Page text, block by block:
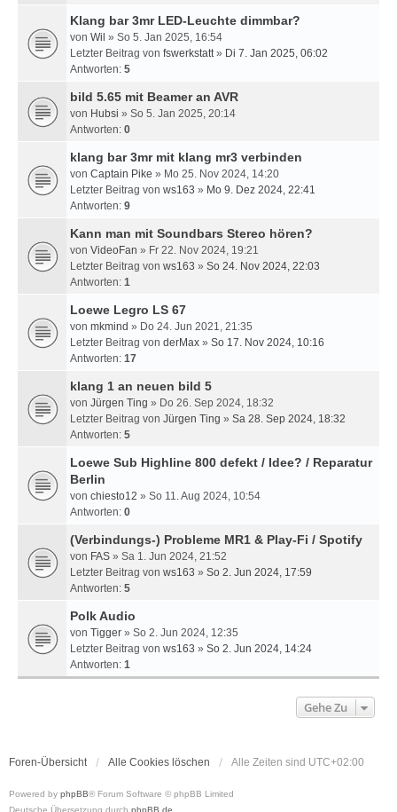
Klang bar 3mr LED-Leuchte dimmbar?
von Wil » So 5. Jan 2025, 16:54
Letzter Beitrag von fswerkstatt» Di 7. Jan 2025, 06:02
Antworten: 5
bild 5.65 mit Beamer an AVR
von Hubsi » So 5. Jan 2025, 20:14
Antworten: 0
klang bar 3mr mit klang mr3 verbinden
von Captain Pike » Mo 25. Nov 2024, 14:20
Letzter Beitrag von ws163 » Mo 9. Dez 2024, 22:41
Antworten: 9
Kann man mit Soundbars Stereo hören?
von VideoFan » Fr 22. Nov 2024, 19:21
Letzter Beitrag von ws163 » So 24. Nov 2024, 22:03
Antworten: 1
Loewe Legro LS 67
von mkmind » Do 24. Jun 2021, 21:35
Letzter Beitrag von derMax » So 17. Nov 2024, 10:16
Antworten: 17
klang 1 an neuen bild 5
von Jürgen Ting » Do 26. Sep 2024, 18:32
Letzter Beitrag von Jürgen Ting » Sa 28. Sep 2024, 18:32
Antworten: 5
Loewe Sub Highline 800 defekt / Idee? / Reparatur
Berlin
von chiesto12 » So 11. Aug 2024, 10:54
Antworten: 0
(Verbindungs-) Probleme MR1 & Play-Fi / Spotify
von FAS » Sa 1. Jun 2024, 21:52
Letzter Beitrag von ws163 » So 2. Jun 2024, 17:59
Antworten: 5
Polk Audio
von Tigger » So 2. Jun 2024, 12:35
Letzter Beitrag von ws163 » So 2. Jun 2024, 14:24
Antworten: 1
Gehe Zu
Foren-Übersicht Alle Cookies löschen Alle Zeiten sind UTC+02:00
Powered by phpBB® Forum Software © phpBB Limited
Deutsche Übersetzung durch phpBB.de